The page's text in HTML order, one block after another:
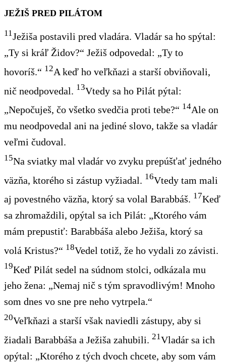
JEŽIŠ PRED PILÁTOM
11Ježiša postavili pred vladára. Vladár sa ho spýtal:
„Ty si kráľ Židov?“ Ježiš odpovedal: „Ty to
hovoríš.“ 12A keď ho veľkňazi a starší obviňovali,
nič neodpovedal.
13Vtedy sa ho Pilát pýtal:
„Nepočuješ, čo všetko svedčia proti tebe?“ 14Ale on
mu neodpovedal ani na jediné slovo, takže sa vladár
veľmi čudoval.
15Na sviatky mal vladár vo zvyku prepúšťať jedného
väzňa, ktorého si zástup vyžiadal.
16Vtedy tam mali
aj povestného väzňa, ktorý sa volal Barabbáš. 17Keď
sa zhromaždili, opýtal sa ich Pilát: „Ktorého vám
mám prepustiť: Barabbáša alebo Ježiša, ktorý sa
volá Kristus?“ 18Vedel totiž, že ho vydali zo závisti.
19Keď Pilát sedel na súdnom stolci, odkázala mu
jeho žena: „Nemaj nič s tým spravodlivým! Mnoho
som dnes vo sne pre neho vytrpela.“
20Veľkňazi a starší však naviedli zástupy, aby si
žiadali Barabbáša a Ježiša zahubili. 21Vladár sa ich
opýtal: „Ktorého z tých dvoch chcete, aby som vám